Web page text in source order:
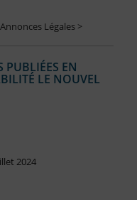
Légales >
PUBLIÉES EN
LE NOUVEL
2024